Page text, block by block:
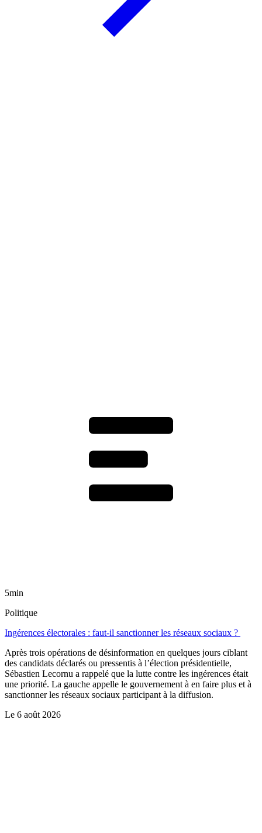
5min
Politique
Ingérences électorales : faut-il sanctionner les réseaux sociaux ?
Après trois opérations de désinformation en quelques jours ciblant
des candidats déclarés ou pressentis à l’élection présidentielle,
Sébastien Lecornu a rappelé que la lutte contre les ingérences était
une priorité. La gauche appelle le gouvernement à en faire plus et à
sanctionner les réseaux sociaux participant à la diffusion.
Le 6 août 2026